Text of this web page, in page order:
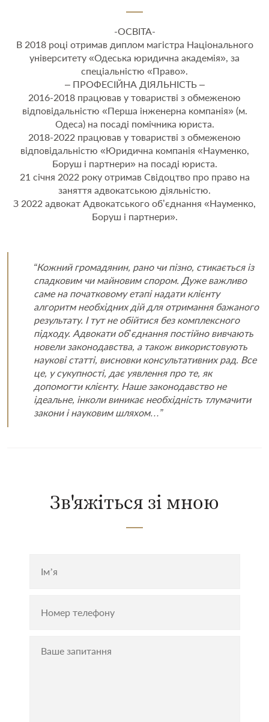
-ОСВІТА-
В 2018 році отримав диплом магістра Національного
університету «Одеська юридична академія», за
спеціальністю «Право».
– ПРОФЕСІЙНА ДІЯЛЬНІСТЬ –
2016-2018 працював у товаристві з обмеженою
відповідальністю «Перша інженерна компанія» (м.
Одеса) на посаді помічника юриста.
2018-2022 працював у товаристві з обмеженою
відповідальністю «Юридична компанія «Науменко,
Боруш і партнери» на посаді юриста.
21 січня 2022 року отримав Свідоцтво про право на
заняття адвокатською діяльністю.
З 2022 адвокат Адвокатського об’єднання «Науменко,
Боруш і партнери».
“Кожний громадянин, рано чи пізно, стикається із
спадковим чи майновим спором. Дуже важливо
саме на початковому етапі надати клієнту
алгоритм необхідних дій для отримання бажаного
результату. І тут не обійтися без комплексного
підходу. Адвокати об’єднання постійно вивчають
новели законодавства, а також використовують
наукові статті, висновки консультативних рад. Все
це, у сукупності, дає уявлення про те, як
допомогти клієнту. Наше законодавство не
ідеальне, інколи виникає необхідність тлумачити
закони і науковим шляхом…”
Зв'яжіться зі мною